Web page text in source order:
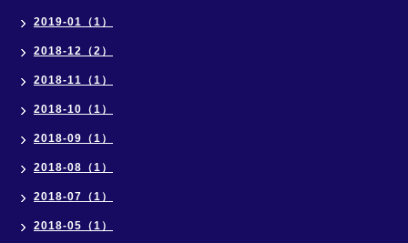
2019-01（1）
2018-12（2）
2018-11（1）
2018-10（1）
2018-09（1）
2018-08（1）
2018-07（1）
2018-05（1）